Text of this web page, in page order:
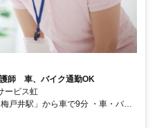
師 車、バイク通勤OK
ービス虹